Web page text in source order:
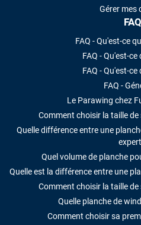
Gérer mes
FAQ
FAQ - Qu'est-ce
FAQ - Qu'est-ce
FAQ - Qu'est-ce
FAQ -
Le Parawing chez
Comment choisir la taille
Quelle différence entre une
Quel volume de planche
Quelle est la différence entre une
Comment choisir la taille
Quelle planche de
Comment choisir sa